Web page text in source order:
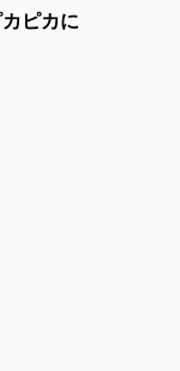
ピカに